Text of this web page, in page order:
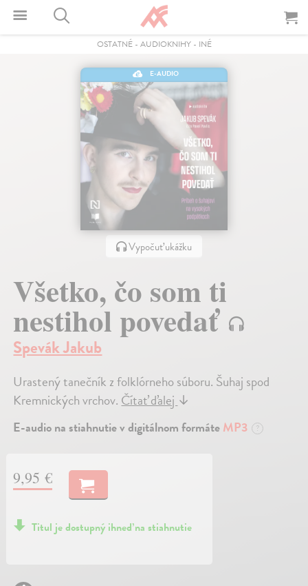
OSTATNÉ- AUDIOKNIHY- INÉ
E-AUDIO
Vypočuť ukážku
Všetko, čo som ti
nestihol povedať
Spevák Jakub
Urastený tanečník z folklórneho súboru. Šuhaj spod
Kremnických vrchov.Čítať ďalej↓
E-audio na stiahnutie v digitálnom formáteMP3 ?
9,95 €
Titul je dostupný ihneď na stiahnutie